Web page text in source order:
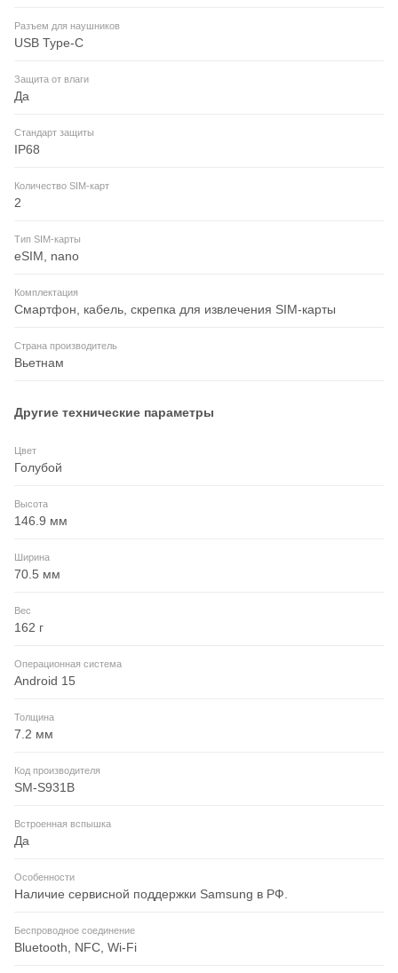
Разъем для наушников
USB Type-C
Защита от влаги
Да
Стандарт защиты
IP68
Количество SIM-карт
2
Тип SIM-карты
eSIM, nano
Комплектация
Смартфон, кабель, скрепка для извлечения SIM-карты
Страна производитель
Вьетнам
Другие технические параметры
Цвет
Голубой
Высота
146.9 мм
Ширина
70.5 мм
Вес
162 г
Операционная система
Android 15
Толщина
7.2 мм
Код производителя
SM-S931B
Встроенная вспышка
Да
Особенности
Наличие сервисной поддержки Samsung в РФ.
Беспроводное соединение
Bluetooth, NFC, Wi-Fi